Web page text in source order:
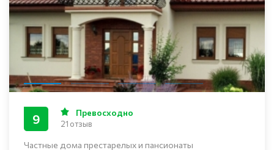
Частные дома престарелых и пансионаты
9 Превосходно
21 отзыв